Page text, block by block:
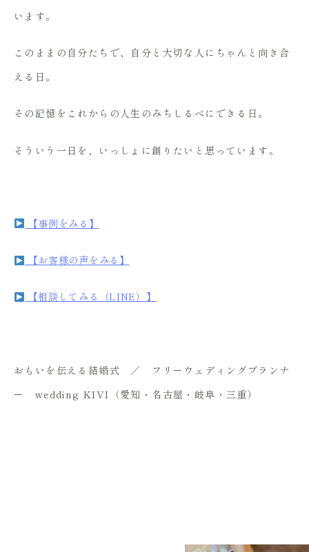
います。
このままの自分たちで、自分と大切な人にちゃんと向き合
える日。
その記憶をこれからの人生のみちしるべにできる日。
そういう一日を、いっしょに創りたいと思っています。
【事例をみる】
【お客様の声をみる】
【相談してみる（LINE）】
おもいを伝える結婚式 ／ フリーウェディングプランナ
ー wedding KIVI（愛知・名古屋・岐阜・三重）